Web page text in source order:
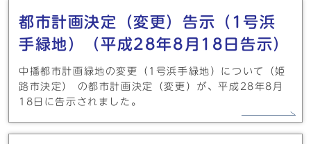
都市計画決定（変更）告示（1号浜
手緑地）（平成28年8月18日告示）
中播都市計画緑地の変更（1号浜手緑地）について（姫
路市決定） の都市計画決定（変更）が、平成28年8月
18日に告示されました。